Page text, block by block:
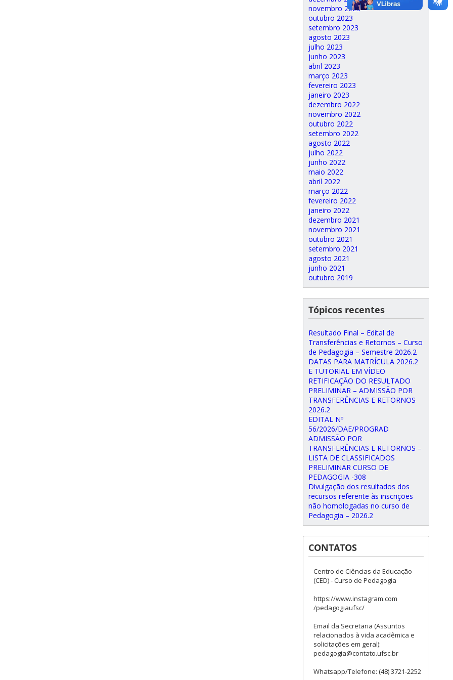
novembro 2023
outubro 2023
setembro 2023
agosto 2023
julho 2023
junho 2023
abril 2023
março 2023
fevereiro 2023
janeiro 2023
dezembro 2022
novembro 2022
outubro 2022
setembro 2022
agosto 2022
julho 2022
junho 2022
maio 2022
abril 2022
março 2022
fevereiro 2022
janeiro 2022
dezembro 2021
novembro 2021
outubro 2021
setembro 2021
agosto 2021
junho 2021
outubro 2019
Tópicos recentes
Resultado Final – Edital de
Transferências e Retornos – Curso
de Pedagogia – Semestre 2026.2
DATAS PARA MATRÍCULA 2026.2
E TUTORIAL EM VÍDEO
RETIFICAÇÃO DO RESULTADO
PRELIMINAR – ADMISSÃO POR
TRANSFERÊNCIAS E RETORNOS
2026.2
EDITAL Nº
56/2026/DAE/PROGRAD
ADMISSÃO POR
TRANSFERÊNCIAS E RETORNOS –
LISTA DE CLASSIFICADOS
PRELIMINAR CURSO DE
PEDAGOGIA -308
Divulgação dos resultados dos
recursos referente às inscrições
não homologadas no curso de
Pedagogia – 2026.2
CONTATOS
Centro de Ciências da Educação
(CED) - Curso de Pedagogia
https://www.instagram.com
/pedagogiaufsc/
Email da Secretaria (Assuntos
relacionados à vida acadêmica e
solicitações em geral):
pedagogia@contato.ufsc.br
Whatsapp/Telefone: (48) 3721-2252